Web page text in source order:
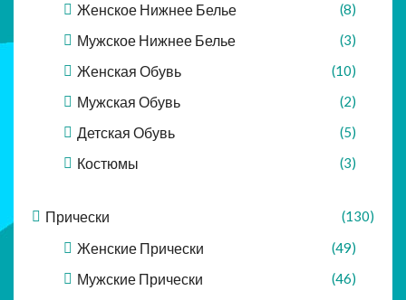
Женское Нижнее Белье (8)
Мужское Нижнее Белье (3)
Женская Обувь (10)
Мужская Обувь (2)
Детская Обувь (5)
Костюмы (3)
Прически (130)
Женские Прически (49)
Мужские Прически (46)